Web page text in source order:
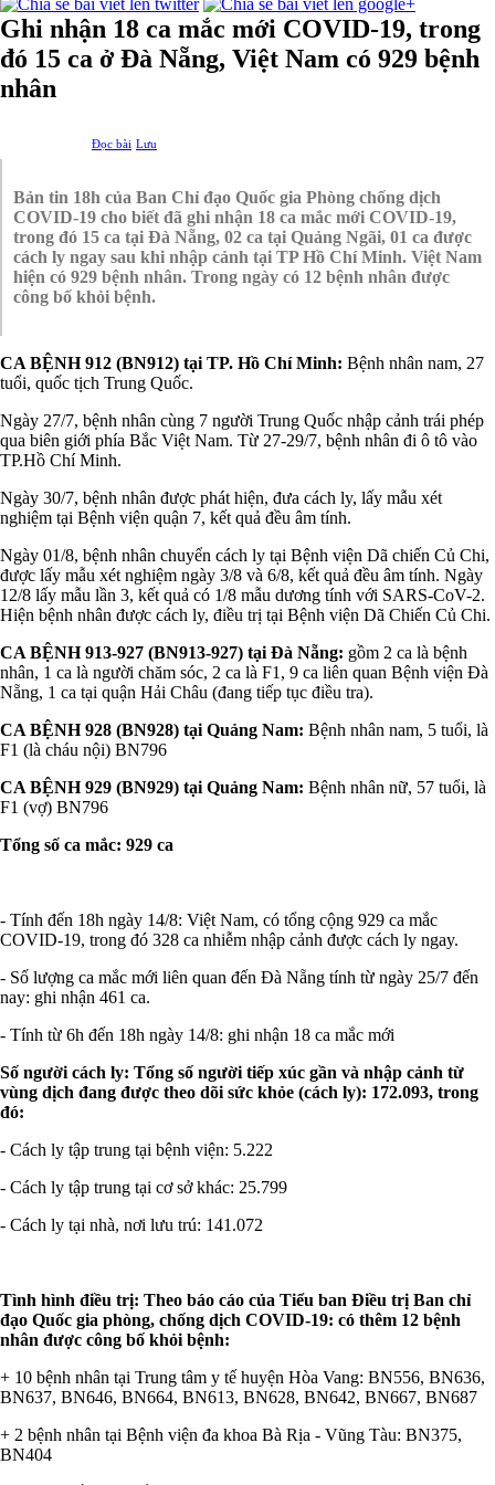
Ghi nhận 18 ca mắc mới COVID-19, trong
đó 15 ca ở Đà Nẵng, Việt Nam có 929 bệnh
nhân
Đọc bài Lưu
Bản tin 18h của Ban Chỉ đạo Quốc gia Phòng chống dịch
COVID-19 cho biết đã ghi nhận 18 ca mắc mới COVID-19,
trong đó 15 ca tại Đà Nẵng, 02 ca tại Quảng Ngãi, 01 ca được
cách ly ngay sau khi nhập cảnh tại TP Hồ Chí Minh. Việt Nam
hiện có 929 bệnh nhân. Trong ngày có 12 bệnh nhân được
công bố khỏi bệnh.
CA BỆNH 912 (BN912) tại TP. Hồ Chí Minh: Bệnh nhân nam, 27
tuổi, quốc tịch Trung Quốc.
Ngày 27/7, bệnh nhân cùng 7 người Trung Quốc nhập cảnh trái phép
qua biên giới phía Bắc Việt Nam. Từ 27-29/7, bệnh nhân đi ô tô vào
TP.Hồ Chí Minh.
Ngày 30/7, bệnh nhân được phát hiện, đưa cách ly, lấy mẫu xét
nghiệm tại Bệnh viện quận 7, kết quả đều âm tính.
Ngày 01/8, bệnh nhân chuyển cách ly tại Bệnh viện Dã chiến Củ Chi,
được lấy mẫu xét nghiệm ngày 3/8 và 6/8, kết quả đều âm tính. Ngày
12/8 lấy mẫu lần 3, kết quả có 1/8 mẫu dương tính với SARS-CoV-2.
Hiện bệnh nhân được cách ly, điều trị tại Bệnh viện Dã Chiến Củ Chi.
CA BỆNH 913-927 (BN913-927) tại Đà Nẵng: gồm 2 ca là bệnh
nhân, 1 ca là người chăm sóc, 2 ca là F1, 9 ca liên quan Bệnh viện Đà
Nẵng, 1 ca tại quận Hải Châu (đang tiếp tục điều tra).
CA BỆNH 928 (BN928) tại Quảng Nam: Bệnh nhân nam, 5 tuổi, là
F1 (là cháu nội) BN796
CA BỆNH 929 (BN929) tại Quảng Nam: Bệnh nhân nữ, 57 tuổi, là
F1 (vợ) BN796
Tổng số ca mắc: 929 ca
- Tính đến 18h ngày 14/8: Việt Nam, có tổng cộng 929 ca mắc
COVID-19, trong đó 328 ca nhiễm nhập cảnh được cách ly ngay.
- Số lượng ca mắc mới liên quan đến Đà Nẵng tính từ ngày 25/7 đến
nay: ghi nhận 461 ca.
- Tính từ 6h đến 18h ngày 14/8: ghi nhận 18 ca mắc mới
Số người cách ly: Tổng số người tiếp xúc gần và nhập cảnh từ
vùng dịch đang được theo dõi sức khỏe (cách ly): 172.093, trong
đó:
- Cách ly tập trung tại bệnh viện: 5.222
- Cách ly tập trung tại cơ sở khác: 25.799
- Cách ly tại nhà, nơi lưu trú: 141.072
Tình hình điều trị: Theo báo cáo của Tiểu ban Điều trị Ban chỉ
đạo Quốc gia phòng, chống dịch COVID-19: có thêm 12 bệnh
nhân được công bố khỏi bệnh:
+ 10 bệnh nhân tại Trung tâm y tế huyện Hòa Vang: BN556, BN636,
BN637, BN646, BN664, BN613, BN628, BN642, BN667, BN687
+ 2 bệnh nhân tại Bệnh viện đa khoa Bà Rịa - Vũng Tàu: BN375,
BN404